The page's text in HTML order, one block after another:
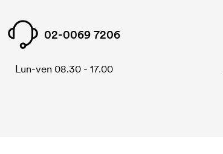
02-0069 7206
Lun-ven 08.30 - 17.00